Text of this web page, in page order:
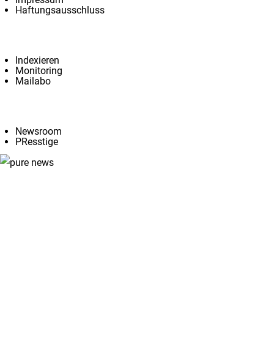
Haftungsausschluss
Indexieren
Monitoring
Mailabo
Newsroom
PResstige